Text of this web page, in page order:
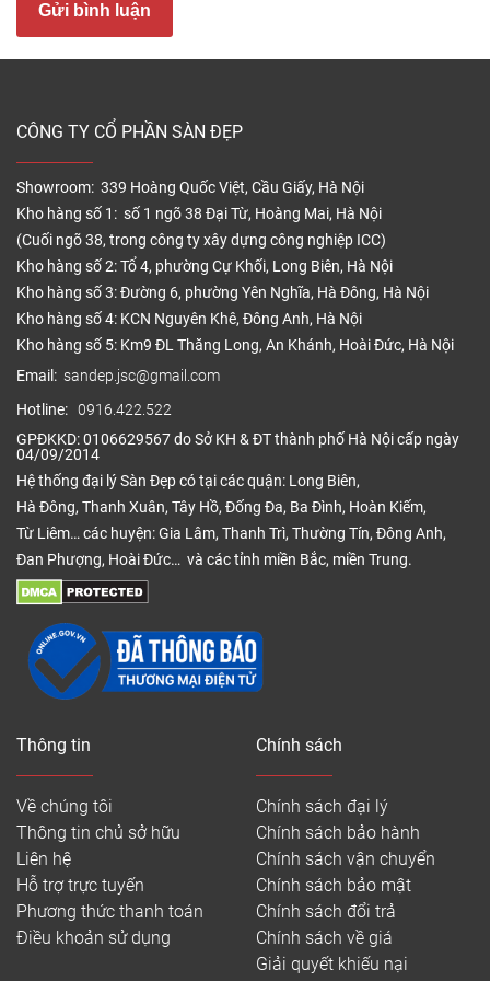
Giá phào nhựa chân tường
Như vậy phào nhựa chân tường cao cấp là phụ kiện
sàn nhựa cần thiết để lắp sàn nhựa vinyl.
2. Nẹp nhựa chân tường
Nẹp nhựa chân tường là vật liệu vô cùng cần thiết
giúp che đi khe hở giữa tường và ván sàn nhựa
nhập khẩu. Nếu bạn không sử dụng phào nhựa
chân tường trên, thì nẹp nhựa chân tường là phụ
kiện sàn nhựa bắt buộc phải cần.
Có 3 loại nẹp chân tường sàn nhựa là nẹp F – nẹp
kết thúc, nẹp T – nẹp nối sàn, nẹp mũi bậc (nẹp cầu
Gửi bình luận
CÔNG TY CỔ PHẦN SÀN ĐẸP
Showroom: 339 Hoàng Quốc Việt, Cầu Giấy, Hà Nội
Kho hàng số 1: số 1 ngõ 38 Đại Từ, Hoàng Mai, Hà Nội
(Cuối ngõ 38, trong công ty xây dựng công nghiệp ICC)
Kho hàng số 2: Tổ 4, phường Cự Khối, Long Biên, Hà Nội
Kho hàng số 3: Đường 6, phường Yên Nghĩa, Hà Đông, Hà Nội
Kho hàng số 4: KCN Nguyên Khê, Đông Anh, Hà Nội
Kho hàng số 5: Km9 ĐL Thăng Long, An Khánh, Hoài Đức, Hà Nội
Email: sandep.jsc@gmail.com
Hotline: 0916.422.522
GPĐKKD: 0106629567 do Sở KH & ĐT thành phố Hà Nội cấp ngày
04/09/2014
Hệ thống đại lý Sàn Đẹp có tại các quận: Long Biên,
Hà Đông, Thanh Xuân, Tây Hồ, Đống Đa, Ba Đình, Hoàn Kiếm,
Từ Liêm… các huyện: Gia Lâm, Thanh Trì, Thường Tín, Đông Anh,
Đan Phượng, Hoài Đức… và các tỉnh miền Bắc, miền Trung.
Thông tin
Về chúng tôi
Thông tin chủ sở hữu
Liên hệ
Hỗ trợ trực tuyến
Phương thức thanh toán
Điều khoản sử dụng
Chính sách
Chính sách đại lý
Chính sách bảo hành
Chính sách vận chuyển
Chính sách bảo mật
Chính sách đổi trả
Chính sách về giá
Giải quyết khiếu nại